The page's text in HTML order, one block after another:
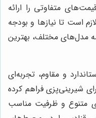
متفاوتی را ارائه
است تا نیازها و بودجه
مدل‌های مختلف، بهترین
و مقاوم، تجربه‌ای
شیرینی‌پزی فراهم کرده
متنوع و ظرفیت مناسب